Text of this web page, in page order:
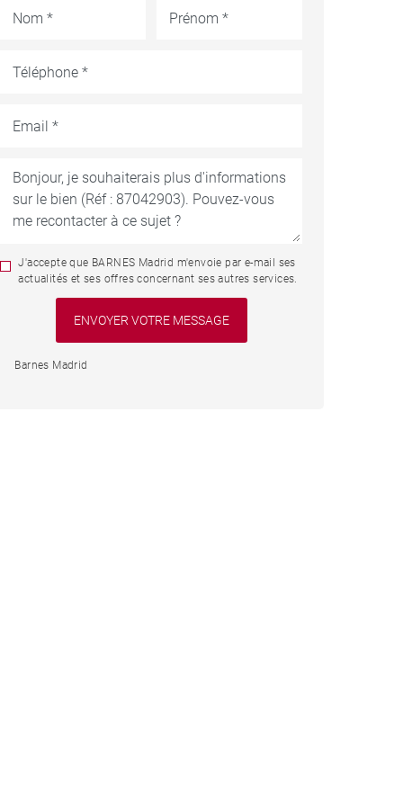
J'accepte que BARNES Madrid m'envoie par e-mail ses
actualités et ses offres concernant ses autres services.
Barnes Madrid